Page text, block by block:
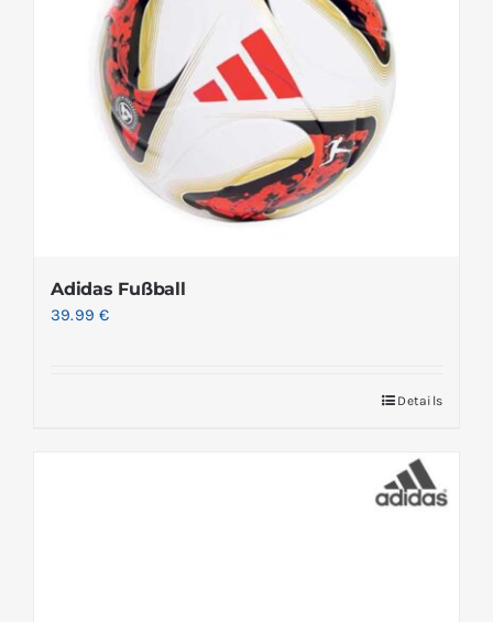
Adidas Fußball
39.99€
Details